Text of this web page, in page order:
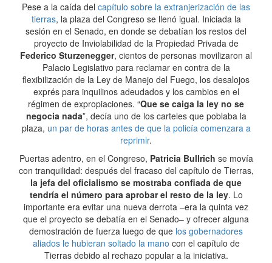
Pese a la caída del capítulo sobre la extranjerización de las
tierras, la plaza del Congreso se llenó igual. Iniciada la
sesión en el Senado, en donde se debatían los restos del
proyecto de Inviolabilidad de la Propiedad Privada de
Federico Sturzenegger, cientos de personas movilizaron al
Palacio Legislativo para reclamar en contra de la
flexibilización de la Ley de Manejo del Fuego, los desalojos
exprés para inquilinos adeudados y los cambios en el
régimen de expropiaciones. “Que se caiga la ley no se
negocia nada”, decía uno de los carteles que poblaba la
plaza, un par de horas antes de que la policía comenzara a
reprimir.
Puertas adentro, en el Congreso, Patricia Bullrich se movía
con tranquilidad: después del fracaso del capítulo de Tierras,
la jefa del oficialismo se mostraba confiada de que
tendría el número para aprobar el resto de la ley. Lo
importante era evitar una nueva derrota –era la quinta vez
que el proyecto se debatía en el Senado– y ofrecer alguna
demostración de fuerza luego de que los gobernadores
aliados le hubieran soltado la mano con el capítulo de
Tierras debido al rechazo popular a la iniciativa.